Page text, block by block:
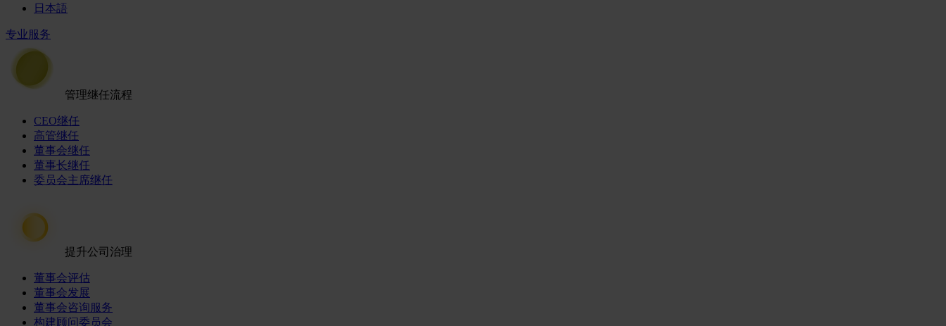
日本語
专业服务
管理继任流程
CEO继任
高管继任
董事会继任
董事长继任
委员会主席继任
提升公司治理
董事会评估
董事会发展
董事会咨询服务
构建顾问委员会